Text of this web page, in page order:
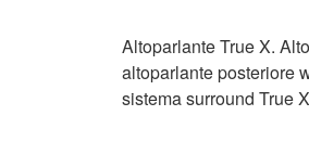
Altoparlante True X.
altoparlante posteriore
sistema surround True